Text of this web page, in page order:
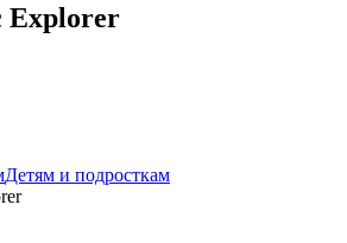
Explorer
Детям и подросткам